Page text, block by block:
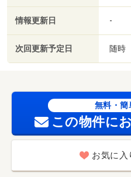
情報更新日 -
次回更新予定日 随時
無料・簡
この物件に
お気に入